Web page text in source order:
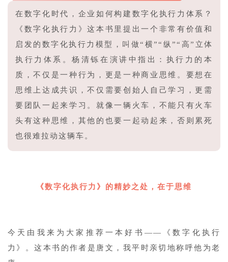
在数字化时代，企业如何构建数字化执行力体系？
《数字化执行力》这本书里提出一个非常有价值和
启发的数字化执行力模型，叫做“横”“纵”“高”立体
执行力体系。杨清铄在演讲中指出：执行力的本
质，不仅是一种行为，更是一种商业思维。要想在
思维上达成共识，不仅需要创始人自己学习，更需
要团队一起来学习。就像一辆火车，不能只有火车
头有这种思维，其他的也要一起动起来，否则累死
也很难拉动这辆车。
《数字化执行力》的精妙之处，在于思维
今天由我来为大家推荐一本好书——《数字化执行
力》。这本书的作者是唐文，我平时亲切地称呼他为老